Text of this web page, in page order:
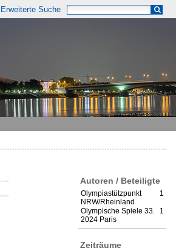
Erweiterte Suche
Autoren / Beteiligte
1
Olympiastützpunkt
NRW/Rheinland
1
Olympische Spiele 33.
2024 Paris
Zeiträume